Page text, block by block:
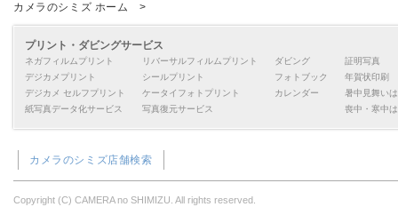
カメラのシミズ ホーム >
プリント・ダビングサービス
ネガフィルムプリント
デジカメプリント
デジカメ セルフプリント
紙写真データ化サービス
リバーサルフィルムプリント
シールプリント
ケータイフォトプリント
写真復元サービス
ダビング
フォトブック
カレンダー
証明写真
年賀状印刷
暑中見舞い
喪中・寒中
カメラのシミズ店舗検索
Copyright (C) CAMERA no SHIMIZU. All rights reserved.